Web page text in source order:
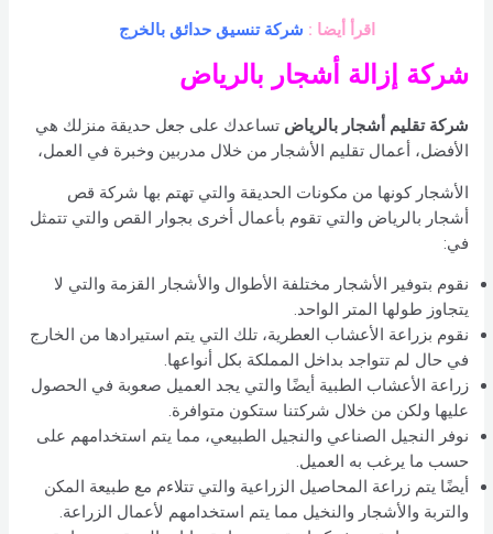
اقرأ أيضا : شركة تنسيق حدائق بالخرج
شركة إزالة أشجار بالرياض
شركة تقليم أشجار بالرياض تساعدك على جعل حديقة منزلك هي
الأفضل، أعمال تقليم الأشجار من خلال مدربين وخبرة في العمل،
الأشجار كونها من مكونات الحديقة والتي تهتم بها شركة قص
أشجار بالرياض والتي تقوم بأعمال أخرى بجوار القص والتي تتمثل
في:
نقوم بتوفير الأشجار مختلفة الأطوال والأشجار القزمة والتي لا
يتجاوز طولها المتر الواحد.
نقوم بزراعة الأعشاب العطرية، تلك التي يتم استيرادها من الخارج
في حال لم تتواجد بداخل المملكة بكل أنواعها.
زراعة الأعشاب الطبية أيضًا والتي يجد العميل صعوبة في الحصول
عليها ولكن من خلال شركتنا ستكون متوافرة.
نوفر النجيل الصناعي والنجيل الطبيعي، مما يتم استخدامهم على
حسب ما يرغب به العميل.
أيضًا يتم زراعة المحاصيل الزراعية والتي تتلاءم مع طبيعة المكن
والتربة والأشجار والنخيل مما يتم استخدامهم لأعمال الزراعة.